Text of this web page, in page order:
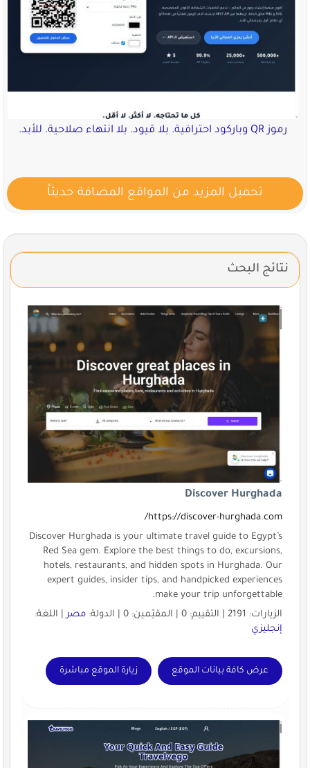
رموز QR وباركود احترافية. بلا قيود. بلا انتهاء صلاحية. للأبد.
تحميل المزيد من المواقع المضافة حديثاً
نتائج البحث
Discover Hurghada
https://discover-hurghada.com/
Discover Hurghada is your ultimate travel guide to Egypt’s
Red Sea gem. Explore the best things to do, excursions,
hotels, restaurants, and hidden spots in Hurghada. Our
expert guides, insider tips, and handpicked experiences
make your trip unforgettable.
الزيارات: 2191 | التقييم: 0 | المقيّمين: 0 | الدولة:
مصر| اللغة:
إنجليزي
عرض كافة بيانات الموقع زيارة الموقع مباشرة